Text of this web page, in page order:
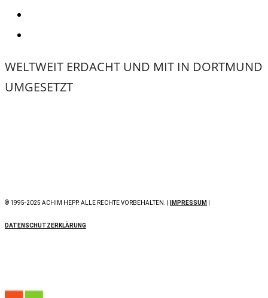
WELTWEIT ERDACHT UND MIT IN DORTMUND
UMGESETZT
© 1995-2025 ACHIM HEPP. ALLE RECHTE VORBEHALTEN. | IMPRESSUM
DATENSCHUTZERKLÄRUNG